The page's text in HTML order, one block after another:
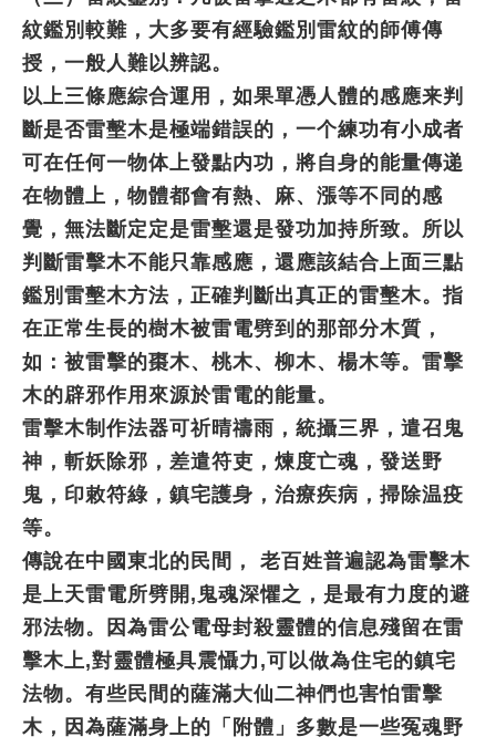
紋鑑別較難，大多要有經驗鑑別雷紋的師傅傳
授，一般人難以辨認。
以上三條應綜合運用，如果單憑人體的感應来判
斷是否雷墼木是極端錯誤的，一个練功有小成者
可在任何一物体上發點内功，將自身的能量傳递
在物體上，物體都會有熱、麻、漲等不同的感
覺，無法斷定定是雷墼還是發功加持所致。所以
判斷雷擊木不能只靠感應，還應該結合上面三點
鑑別雷墼木方法，正確判斷出真正的雷墼木。指
在正常生長的樹木被雷電劈到的那部分木質，
如：被雷擊的棗木、桃木、柳木、楊木等。雷擊
木的辟邪作用來源於雷電的能量。
雷擊木制作法器可祈晴禱雨，統攝三界，遣召鬼
神，斬妖除邪，差遣符吏，煉度亡魂，發送野
鬼，印敕符綠，鎮宅護身，治療疾病，掃除温疫
等。
傳說在中國東北的民間， 老百姓普遍認為雷擊木
是上天雷電所劈開,鬼魂深懼之，是最有力度的避
邪法物。因為雷公電母封殺靈體的信息殘留在雷
擊木上,對靈體極具震懾力,可以做為住宅的鎮宅
法物。有些民間的薩滿大仙二神們也害怕雷擊
木，因為薩滿身上的「附體」多數是一些冤魂野